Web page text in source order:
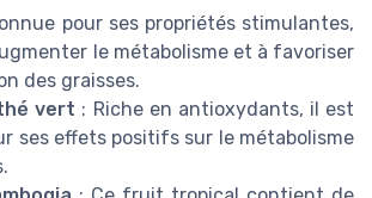
pour ses propriétés stimulantes,
le métabolisme et à favoriser
des graisses.
vert : Riche en antioxydants, il est
ses effets positifs sur le métabolisme